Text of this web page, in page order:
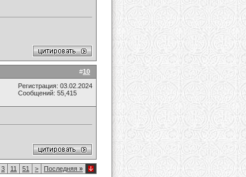
#10
Регистрация: 03.02.2024
Сообщений: 55,415
3 11 51 > Последняя »